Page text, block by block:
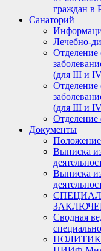
граждан в
Санаторий
Лечебно-
Отделение
(для III и
Отделение
(для III и
Документы
Выписка
Выписка
Сводная
ПОЛИТИКА